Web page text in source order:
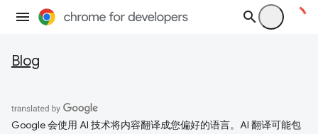
Blog
Google 会使用 AI 技术将内容翻译成您偏好的语言。AI 翻译可能包